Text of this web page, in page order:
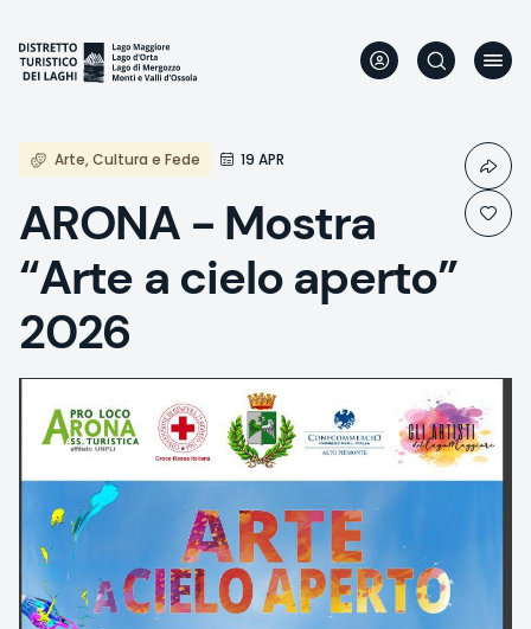
contenu
principal
Arte, Cultura e Fede 19 APR
ARONA - Mostra
“Arte a cielo aperto”
2026